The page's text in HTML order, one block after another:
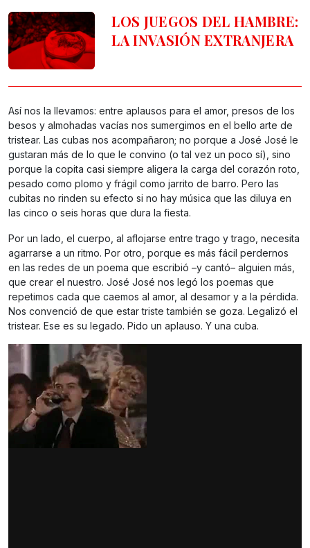
LOS JUEGOS DEL HAMBRE:
LA INVASIÓN EXTRANJERA
Así nos la llevamos: entre aplausos para el amor, presos de los
besos y almohadas vacías nos sumergimos en el bello arte de
tristear. Las cubas nos acompañaron; no porque a José José le
gustaran más de lo que le convino (o tal vez un poco sí), sino
porque la copita casi siempre aligera la carga del corazón roto,
pesado como plomo y frágil como jarrito de barro. Pero las
cubitas no rinden su efecto si no hay música que las diluya en
las cinco o seis horas que dura la fiesta.
Por un lado, el cuerpo, al aflojarse entre trago y trago, necesita
agarrarse a un ritmo. Por otro, porque es más fácil perdernos
en las redes de un poema que escribió –y cantó– alguien más,
que crear el nuestro. José José nos legó los poemas que
repetimos cada que caemos al amor, al desamor y a la pérdida.
Nos convenció de que estar triste también se goza. Legalizó el
tristear. Ese es su legado. Pido un aplauso. Y una cuba.